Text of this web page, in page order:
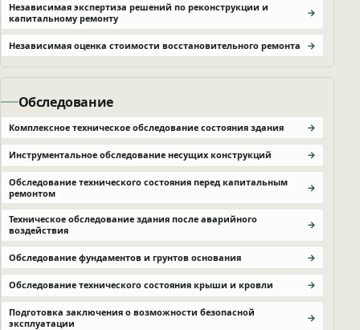
Независимая экспертиза решений по реконструкции и
капитальному ремонту
Независимая оценка стоимости восстановительного ремонта
Обследование
Комплексное техническое обследование состояния здания
Инструментальное обследование несущих конструкций
Обследование технического состояния перед капитальным
ремонтом
Техническое обследование здания после аварийного
воздействия
Обследование фундаментов и грунтов основания
Обследование технического состояния крыши и кровли
Подготовка заключения о возможности безопасной
эксплуатации